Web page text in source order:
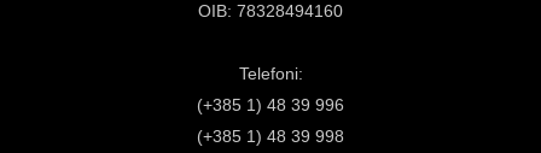
OIB: 78328494160
Telefoni:
(+385 1) 48 39 996
(+385 1) 48 39 998